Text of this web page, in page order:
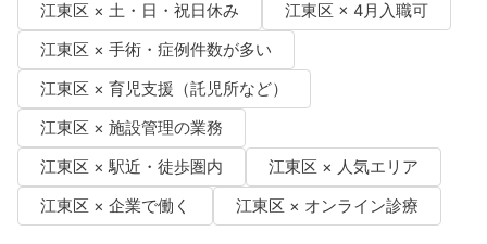
江東区 × 土・日・祝日休み
江東区 × 4月入職可
江東区 × 手術・症例件数が多い
江東区 × 育児支援（託児所など）
江東区 × 施設管理の業務
江東区 × 駅近・徒歩圏内
江東区 × 人気エリア
江東区 × 企業で働く
江東区 × オンライン診療